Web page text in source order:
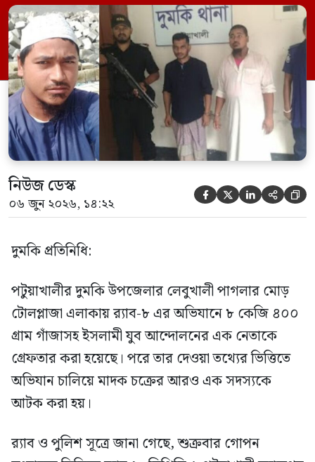
ভিত্তিতে অভিযান চালিয়ে মাদক চক্রের আরও
এক সদস্যকে আটক করা হয়। র‍্যাব ও পুলিশ
সূত্রে জানা গেছে, শুক্রবার গোপন সংবাদের
ভিত্তিতে র‍্যাব-৮, সিপিসি-১ পটুয়াখালী ক্যাম্পের
[…]
নিউজ ডেস্ক
০৬ জুন ২০২৬, ১৪:২২     
দুমকি প্রতিনিধি:
পটুয়াখালীর দুমকি উপজেলার লেবুখালী পাগলার মোড়
টোলপ্লাজা এলাকায় র‍্যাব-৮ এর অভিযানে ৮ কেজি ৪০০
গ্রাম গাঁজাসহ ইসলামী যুব আন্দোলনের এক নেতাকে
গ্রেফতার করা হয়েছে। পরে তার দেওয়া তথ্যের ভিত্তিতে
অভিযান চালিয়ে মাদক চক্রের আরও এক সদস্যকে
আটক করা হয়।
র‍্যাব ও পুলিশ সূত্রে জানা গেছে, শুক্রবার গোপন